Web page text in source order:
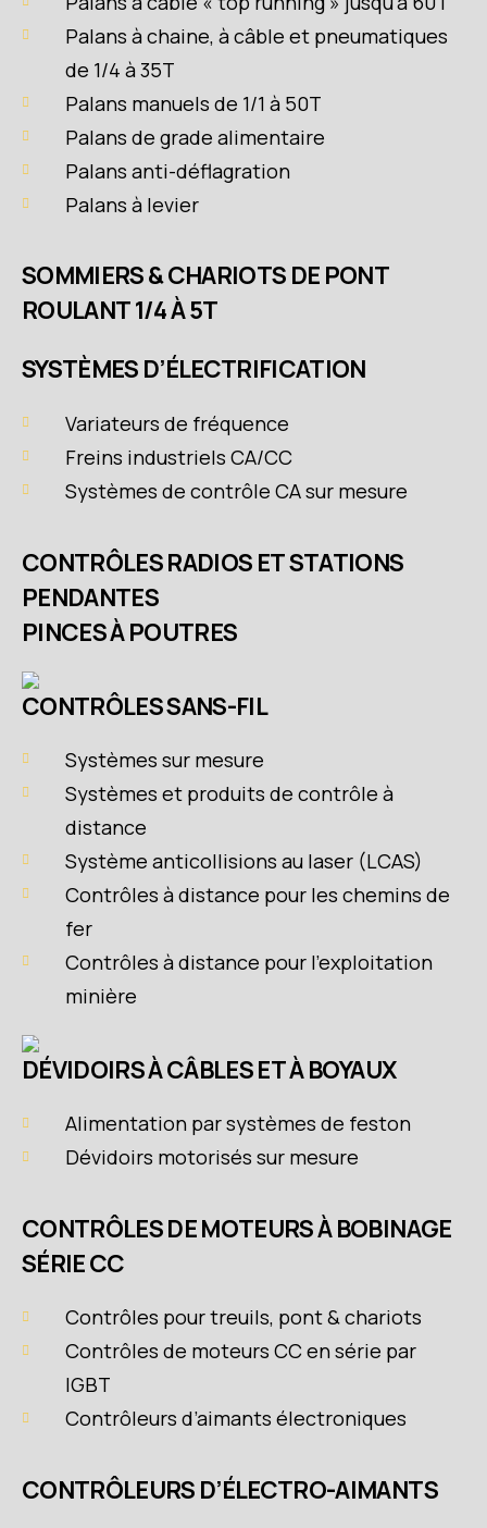
Palans à chaine, à câble et pneumatiques
de 1/4 à 35T
Palans manuels de 1/1 à 50T
Palans de grade alimentaire
Palans anti-déflagration
Palans à levier
SOMMIERS & CHARIOTS DE PONT
ROULANT 1/4 À 5T
SYSTÈMES D’ÉLECTRIFICATION
Variateurs de fréquence
Freins industriels CA/CC
Systèmes de contrôle CA sur mesure
CONTRÔLES RADIOS ET STATIONS
PENDANTES
PINCES À POUTRES
CONTRÔLES SANS-FIL
Systèmes sur mesure
Systèmes et produits de contrôle à
distance
Système anticollisions au laser (LCAS)
Contrôles à distance pour les chemins de
fer
Contrôles à distance pour l’exploitation
minière
DÉVIDOIRS À CÂBLES ET À BOYAUX
Alimentation par systèmes de feston
Dévidoirs motorisés sur mesure
CONTRÔLES DE MOTEURS À BOBINAGE
SÉRIE CC
Contrôles pour treuils, pont & chariots
Contrôles de moteurs CC en série par
IGBT
Contrôleurs d’aimants électroniques
CONTRÔLEURS D’ÉLECTRO-AIMANTS